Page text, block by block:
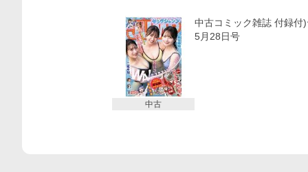
中古
中古コミック雑誌 付録付
5月28日号